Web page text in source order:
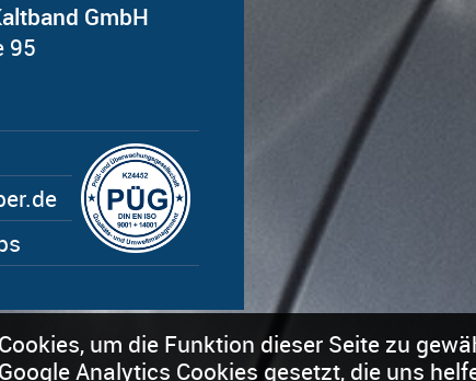
GmbH
95
um die Funktion dieser Seite zu
Analytics Cookies gesetzt, die uns